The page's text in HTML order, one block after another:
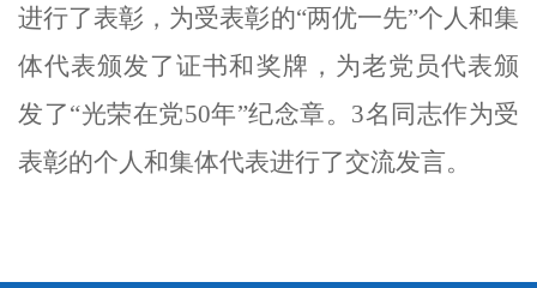
进行了表彰，为受表彰的“两优一先”个人和集
体代表颁发了证书和奖牌，为老党员代表颁
发了“光荣在党50年”纪念章。3名同志作为受
表彰的个人和集体代表进行了交流发言。